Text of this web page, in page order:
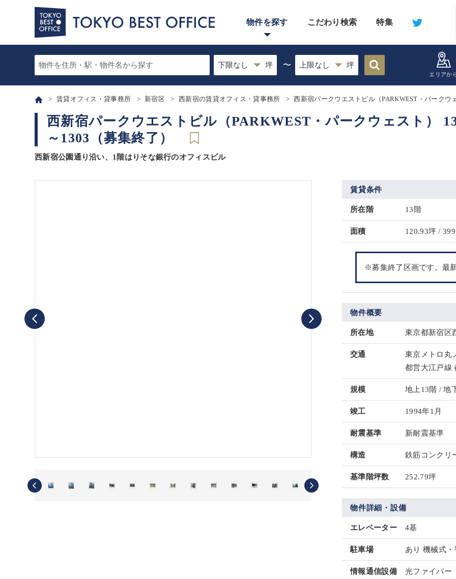
物件を探す こだわり検索 特集
エリアか
〜
賃貸オフィス・貸事務所 新宿区 西新宿の賃貸オフィス・貸事務所 西新宿パークウエストビル（PARKWEST・パークウ
西新宿パークウエストビル（PARKWEST・パークウェスト）
～1303（募集終了）
西新宿公園通り沿い、1階はりそな銀行のオフィスビル
賃貸条件
所在階 13階
面積 120.93坪 /
※募集終了区画です。最
物件概要
所在地 東京都新宿区
交通
東京メトロ丸
都営大江戸線
規模 地上13階 / 地
竣工 1994年1月
耐震基準 新耐震基準
構造 鉄筋コンクリ
基準階坪数 252.79坪
物件詳細・設備
エレベーター 4基
駐車場 あり 機械式・
情報通信設備 光ファイバー